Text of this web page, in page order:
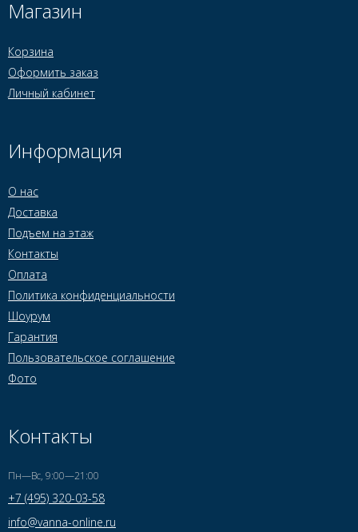
Магазин
Корзина
Оформить заказ
Личный кабинет
Информация
О нас
Доставка
Подъем на этаж
Контакты
Оплата
Политика конфиденциальности
Шоурум
Гарантия
Пользовательское соглашение
Фото
Контакты
Пн—Вс, 9:00—21:00
+7 (495) 320-03-58
info@vanna-online.ru